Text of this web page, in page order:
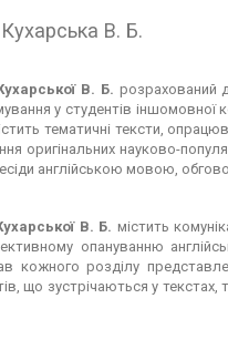
В. Б.
В. Б. розрахований
у студентів
тема­тичні тексти,
оригінальних науково-
англійською мовою,
В. Б. містить
опануванню
кожного розділу
що зустрічаються у